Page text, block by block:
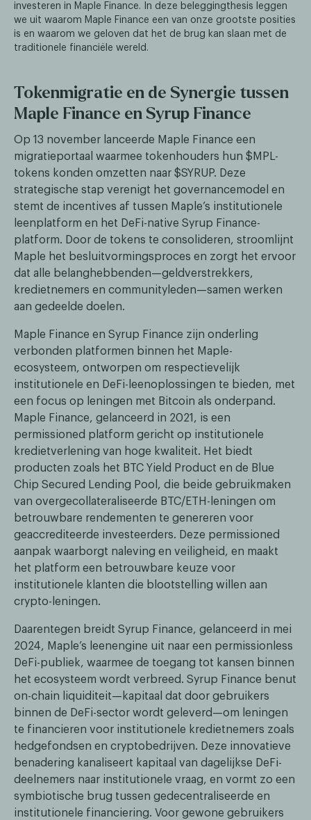
investeren in Maple Finance. In deze beleggingthesis leggen
we uit waarom Maple Finance een van onze grootste posities
is en waarom we geloven dat het de brug kan slaan met de
traditionele financiële wereld.
Tokenmigratie en de Synergie tussen
Maple Finance en Syrup Finance
Op 13 november lanceerde Maple Finance een
migratieportaal waarmee tokenhouders hun $MPL-
tokens konden omzetten naar $SYRUP. Deze
strategische stap verenigt het governancemodel en
stemt de incentives af tussen Maple’s institutionele
leenplatform en het DeFi-native Syrup Finance-
platform. Door de tokens te consolideren, stroomlijnt
Maple het besluitvormingsproces en zorgt het ervoor
dat alle belanghebbenden—geldverstrekkers,
kredietnemers en communityleden—samen werken
aan gedeelde doelen.
Maple Finance en Syrup Finance zijn onderling
verbonden platformen binnen het Maple-
ecosysteem, ontworpen om respectievelijk
institutionele en DeFi-leenoplossingen te bieden, met
een focus op leningen met Bitcoin als onderpand.
Maple Finance, gelanceerd in 2021, is een
permissioned platform gericht op institutionele
kredietverlening van hoge kwaliteit. Het biedt
producten zoals het BTC Yield Product en de Blue
Chip Secured Lending Pool, die beide gebruikmaken
van overgecollateraliseerde BTC/ETH-leningen om
betrouwbare rendementen te genereren voor
geaccrediteerde investeerders. Deze permissioned
aanpak waarborgt naleving en veiligheid, en maakt
het platform een betrouwbare keuze voor
institutionele klanten die blootstelling willen aan
crypto-leningen.
Daarentegen breidt Syrup Finance, gelanceerd in mei
2024, Maple’s leenengine uit naar een permissionless
DeFi-publiek, waarmee de toegang tot kansen binnen
het ecosysteem wordt verbreed. Syrup Finance benut
on-chain liquiditeit—kapitaal dat door gebruikers
binnen de DeFi-sector wordt geleverd—om leningen
te financieren voor institutionele kredietnemers zoals
hedgefondsen en cryptobedrijven. Deze innovatieve
benadering kanaliseert kapitaal van dagelijkse DeFi-
deelnemers naar institutionele vraag, en vormt zo een
symbiotische brug tussen gedecentraliseerde en
institutionele financiering. Voor gewone gebruikers